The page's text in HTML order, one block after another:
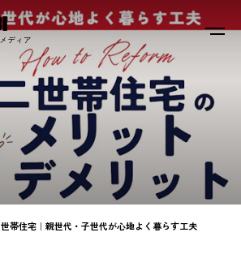
ディア
帯住宅｜親世代・子世代が心地よく暮らす工夫